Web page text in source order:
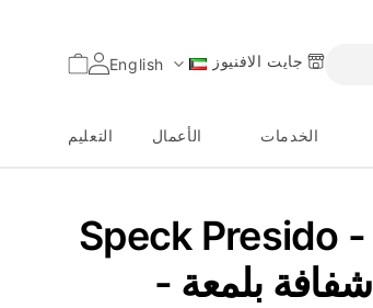
اللغة English جايت الافنيوز السلة
الخدمات الأعمال التعليم
Speck Presido
بلمعة